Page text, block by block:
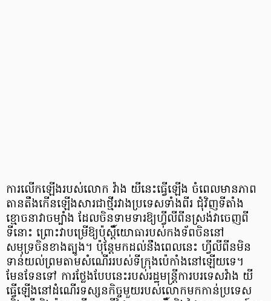
ការលើកឡើងរបស់លោក វ៉ាង យីនេះធ្វើឡើង ចំពេលមានភាព
តានតឹងកើនឡើងសារជាថ្មីរវាងប្រទេសទាំងពីរ ជុំវិញទីតាំង
ខ្មោចនាវាចម្បាំង ដែលចិនទាមទារឱ្យហ្វីលីពីនស្រង់វាចេញពី
ទីនោះ ព្រោះវាបម្រើឱ្យប៉ុស្តិ៍យោធារបស់កងទ័ពចិននៅ
សមុទ្រចិនខាងត្បូង។ ប៉ុន្តែមកដល់នឹងពេលនេះ ហ្វីលីពីនមិន
ទាន់យល់ព្រមតាមសំណើររបស់ទីក្រុងប៉េកាំងនៅឡើយទេ។
មែនទែនទៅ ការថ្លែងបែបនេះរបស់រដ្ឋមន្ត្រីការបរទេសវ៉ាង យី
ធ្វើឡើងនៅដំណើរទស្សនកិច្ចមួយរបស់លោកមកកាន់ប្រទេស